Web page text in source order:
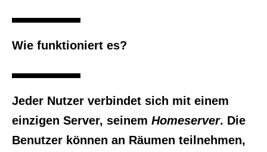
Wie funktioniert es?
Jeder Nutzer verbindet sich mit einem
einzigen Server, seinem Homeserver. Die
Benutzer können an Räumen teilnehmen,